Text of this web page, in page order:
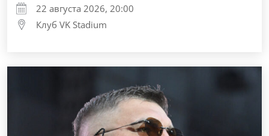
22 августа 2026, 20:00
Клуб VK Stadium